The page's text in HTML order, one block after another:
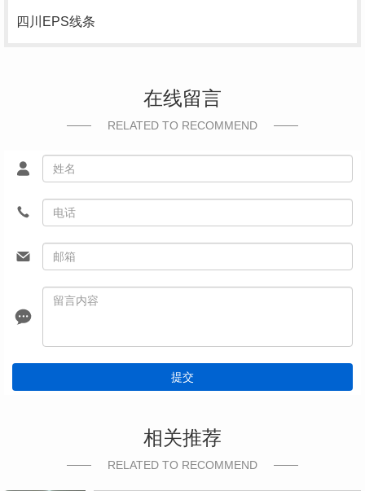
四川EPS线条
在线留言
RELATED TO RECOMMEND
提交
相关推荐
RELATED TO RECOMMEND